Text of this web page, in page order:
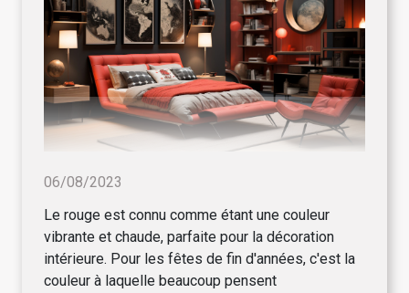
06/08/2023
Le rouge est connu comme étant une couleur
vibrante et chaude, parfaite pour la décoration
intérieure. Pour les fêtes de fin d'années, c'est la
couleur à laquelle beaucoup pensent